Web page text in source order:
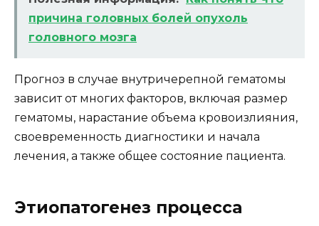
причина головных болей опухоль
головного мозга
Прогноз в случае внутричерепной гематомы
зависит от многих факторов, включая размер
гематомы, нарастание объема кровоизлияния,
своевременность диагностики и начала
лечения, а также общее состояние пациента.
Этиопатогенез процесса